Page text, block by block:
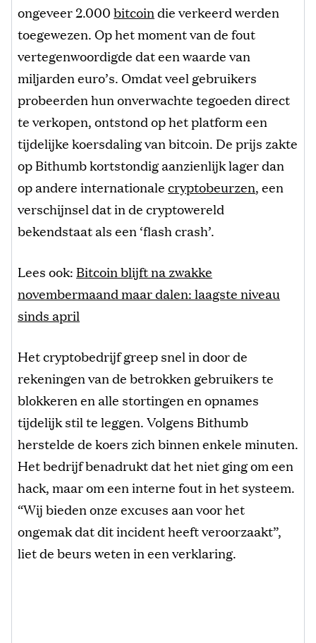
ongeveer 2.000bitcoindie verkeerd werden
toegewezen. Op het moment van de fout
vertegenwoordigde dat een waarde van
miljarden euro’s. Omdat veel gebruikers
probeerden hun onverwachte tegoeden direct
te verkopen, ontstond op het platform een
tijdelijke koersdaling van bitcoin. De prijs zakte
op Bithumb kortstondig aanzienlijk lager dan
op andere internationalecryptobeurzen, een
verschijnsel dat in de cryptowereld
bekendstaat als een ‘flash crash’.
Lees ook: Bitcoin blijft na zwakke
novembermaand maar dalen: laagste niveau
sinds april
Het cryptobedrijf greep snel in door de
rekeningen van de betrokken gebruikers te
blokkeren en alle stortingen en opnames
tijdelijk stil te leggen. Volgens Bithumb
herstelde de koers zich binnen enkele minuten.
Het bedrijf benadrukt dat het niet ging om een
hack, maar om een interne fout in het systeem.
“Wij bieden onze excuses aan voor het
ongemak dat dit incident heeft veroorzaakt”,
liet de beurs weten in een verklaring.